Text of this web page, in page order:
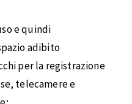
e quindi
adibito
per la registrazione
telecamere e